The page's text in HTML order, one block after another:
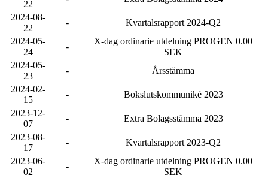
22
2024-08-
22
-
Kvartalsrapport 2024-Q2
2024-05-
24
-
X-dag ordinarie utdelning PROGEN 0.00
SEK
2024-05-
23
-
Årsstämma
2024-02-
15
-
Bokslutskommuniké 2023
2023-12-
07
-
Extra Bolagsstämma 2023
2023-08-
17
-
Kvartalsrapport 2023-Q2
2023-06-
02
-
X-dag ordinarie utdelning PROGEN 0.00
SEK